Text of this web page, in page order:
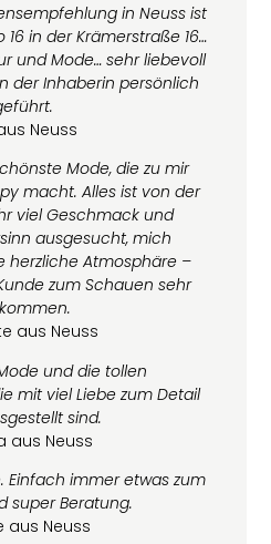
in Neuss ist
in der Krämerstraße 16…
und Mode… sehr liebevoll
der Inhaberin persönlich
Neuss
Mode, die zu mir
macht. Alles ist von der
viel Geschmack und
ausgesucht, mich
herzliche Atmosphäre –
zum Schauen sehr
aus Neuss
und die tollen
mit viel Liebe zum Detail
sind.
aus Neuss
Einfach immer etwas zum
super Beratung.
aus Neuss